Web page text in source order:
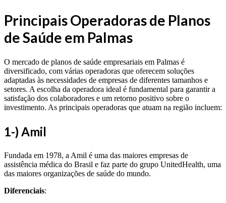
Principais Operadoras de Planos
de Saúde em Palmas
O mercado de planos de saúde empresariais em Palmas é
diversificado, com várias operadoras que oferecem soluções
adaptadas às necessidades de empresas de diferentes tamanhos e
setores. A escolha da operadora ideal é fundamental para garantir a
satisfação dos colaboradores e um retorno positivo sobre o
investimento. As principais operadoras que atuam na região incluem:
1-) Amil
Fundada em 1978, a Amil é uma das maiores empresas de
assistência médica do Brasil e faz parte do grupo UnitedHealth, uma
das maiores organizações de saúde do mundo.
Diferenciais: